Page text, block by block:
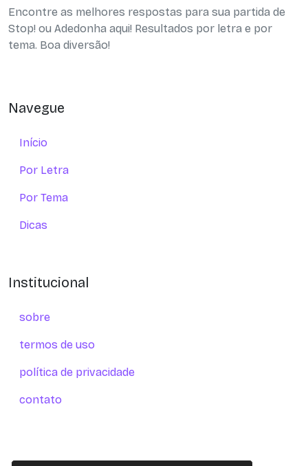
Encontre as melhores respostas para sua partida de
Stop! ou Adedonha aqui! Resultados por letra e por
tema. Boa diversão!
Navegue
Início
Por Letra
Por Tema
Dicas
Institucional
sobre
termos de uso
política de privacidade
contato